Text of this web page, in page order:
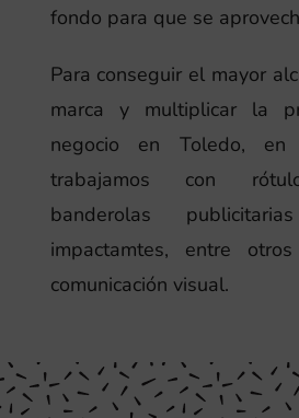
fondo para que se
Para conseguir el mayor
marca y multiplicar la
negocio en Toledo, en
trabajamos con
banderolas
impactamtes, entre
comunicación visual.